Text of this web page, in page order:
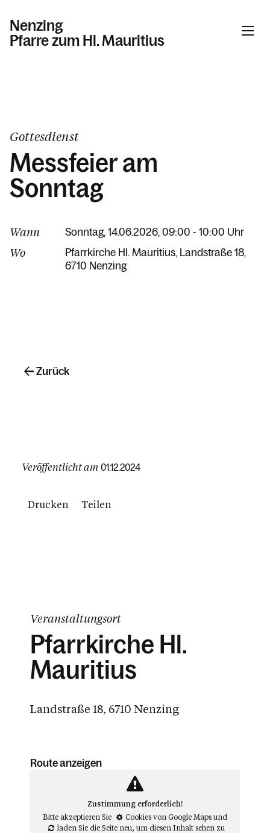
Nenzing
Pfarre zum Hl. Mauritius
Kalender
Personen
Kontakt
Gottesdienst
Messfeier am
Sonntag
Wann Sonntag, 14.06.2026, 09:00 - 10:00 Uhr
Wo Pfarrkirche Hl. Mauritius Landstraße 18
6710 Nenzing
Veröffentlicht am 01.12.2024
Drucken Teilen
Zurück
Veranstaltungsort
Pfarrkirche Hl.
Mauritius
Landstraße 18, 6710 Nenzing
Route anzeigen
Zustimmung erforderlich!
Bitte akzeptieren Sie
Cookies von Google Mapsund
laden Sie die Seite neu, um diesen Inhalt sehen zu